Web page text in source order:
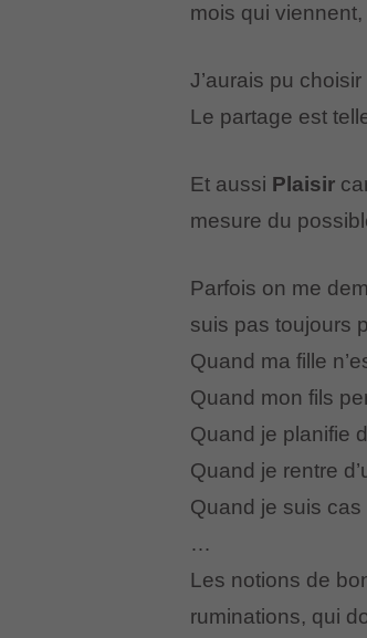
mois qui
J’aurais pu
Le partage est
Et aussi Plaisir
mesure du
Parfois on me
suis pas toujours
Quand ma fille
Quand mon fils
Quand je planifie
Quand je rentre
Quand je suis cas
…
Les notions de
ruminations, qui